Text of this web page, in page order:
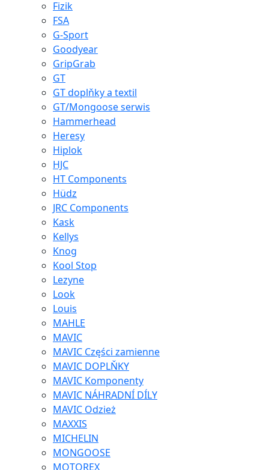
Fizik
FSA
G-Sport
Goodyear
GripGrab
GT
GT doplňky a textil
GT/Mongoose serwis
Hammerhead
Heresy
Hiplok
HJC
HT Components
Hüdz
JRC Components
Kask
Kellys
Knog
Kool Stop
Lezyne
Look
Louis
MAHLE
MAVIC
MAVIC Części zamienne
MAVIC DOPLŇKY
MAVIC Komponenty
MAVIC NÁHRADNÍ DÍLY
MAVIC Odzież
MAXXIS
MICHELIN
MONGOOSE
MOTOREX